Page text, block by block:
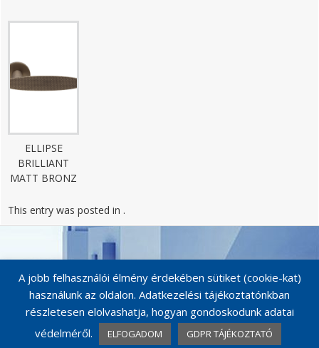
ELLIPSE
BRILLIANT
MATT BRONZ
This entry was posted in .
Post
navigation
© MAESTRO KILINCSEK 2026Catalog Me! by impleCode
A jobb felhasználói élmény érdekében sütiket (cookie-kat)
használunk az oldalon. Adatkezelési tájékoztatónkban
részletesen elolvashatja, hogyan gondoskodunk adatai
védelméről.
ELFOGADOM GDPR TÁJÉKOZTATÓ